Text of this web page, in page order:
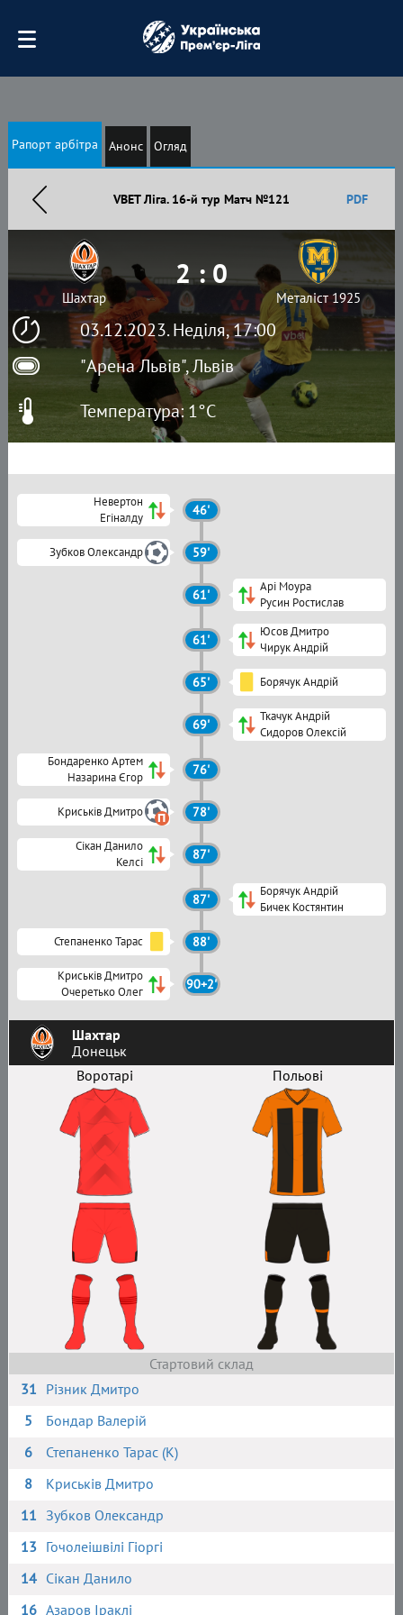
Рапорт арбітра Анонс Огляд
VBET Ліга. 16-й тур Матч №121 PDF
03.12.2023. Неділя, 17:00
"Арена Львів", Львів
Шахтар
2 : 0
Металіст 1925
Температура: 1°C
Шахтар
Донецьк
Воротарі
Польові
Стартовий склад
31 Різник Дмитро
5
Бондар Валерій
6
Степаненко Тарас (К)
8
Криськів Дмитро
11 Зубков Олександр
13 Гочолеішвілі Гіоргі
14 Сікан Данило
16 Азаров Іраклі
Невертон
Егіналду
46'
Зубков Олександр 59'
61'
Арі Моура
Русин Ростислав
61'
Юсов Дмитро
Чирук Андрій
65' Борячук Андрій
69'
Ткачук Андрій
Сидоров Олексій
Бондаренко Артем
Назарина Єгор
76'
Криськів Дмитро 78'
Сікан Данило
Келсі
87'
87'
Борячук Андрій
Бичек Костянтин
Степаненко Тарас 88'
Криськів Дмитро
Очеретько Олег
90+2'